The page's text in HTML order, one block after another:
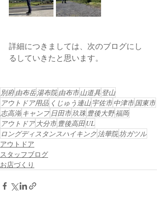
詳細につきましては、次のブログにし
るしていきたと思います。
別府由布岳湯布院由布市山道具登山
アウトドア用品 くじゅう連山宇佐市中津市国東市
志高湖 キャンプ 日田市玖珠 豊後大野福岡
アウトドア 大分市 豊後高田UL
ロングディスタンスハイキング法華院坊ガツル
アウトドア
スタッフブログ
お店づくり